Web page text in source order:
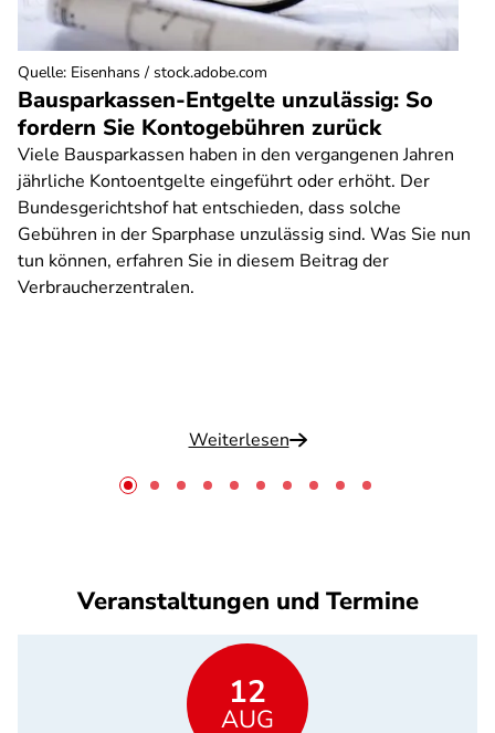
Bausparkassen-Entgelte unzulässig: So
fordern Sie Kontogebühren zurück
Viele Bausparkassen haben in den vergangenen Jahren
jährliche Kontoentgelte eingeführt oder erhöht. Der
Bundesgerichtshof hat entschieden, dass solche
Gebühren in der Sparphase unzulässig sind. Was Sie nun
tun können, erfahren Sie in diesem Beitrag der
Verbraucherzentralen.
Weiterlesen
Quelle: Eisenhans / stock.adobe.com
Veranstaltungen und Termine
12
AUG